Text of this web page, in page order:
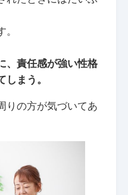
、責任感が強い性格
まう。
りの方が気づいてあ